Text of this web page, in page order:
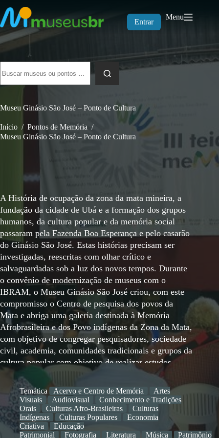
para
o
conteúdo
Entrar
Menu
resultados
Museu Ginásio São José – Ponto de Cultura
Início / Pontos de Memória /
Museu Ginásio São José – Ponto de Cultura
A História de ocupação da zona da mata mineira, a
fundação da cidade de Ubá e a formação dos grupos
humanos, da cultura popular e da memória social
passaram pela Fazenda Boa Esperança e pelo casarão
do Ginásio São José. Estas histórias precisam ser
investigadas, reescritas com olhar crítico e
salvaguardadas sob a luz dos novos tempos. Durante
o convênio de modernização de museus com o
IBRAM, o Museu Ginásio São José criou, com este
compromisso o Centro de pesquisa dos povos da
Mata e abriga uma galeria destinada à Memória
Afrobrasileira e dos Povo indígenas da Zona da Mata,
com objetivo de congregar pesquisadores, sociedade
civil, academia, comunidades tradicionais e grupos da
cultura popular com objetivo de realizar estudos,
pesquisas e reflexões traduzidas na forma de
exposições, materiais audiovisuais e outros produtos
culturais relacionados à memória, paisagem e
patrimônio. A proposta conceitual da primeira
exposição, inaugurada em 2015 abordou as
"Presenças e ausências Africanas e Indígenas na
Temática Acervo e Centro de Memória
Artes
Visuais
Audiovisual
Conhecimento e Tradições
Orais
Culturas Afro-Brasileiras
Culturas
Indígenas
Culturas Populares
Economia
Criativa
Educação
Patrimonial
Fotografia Literatura Música
Patrimônio